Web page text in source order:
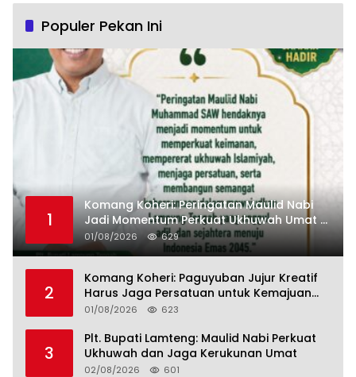
Populer Pekan Ini
1
Komang Koheri: Peringatan Maulid Nabi
Jadi Momentum Perkuat Ukhuwah Umat di
Lampung Tengah
01/08/2026 629
2
Komang Koheri: Paguyuban Jujur Kreatif
Harus Jaga Persatuan untuk Kemajuan
Lampung Tengah
01/08/2026 623
3
Plt. Bupati Lamteng: Maulid Nabi Perkuat
Ukhuwah dan Jaga Kerukunan Umat
02/08/2026 601